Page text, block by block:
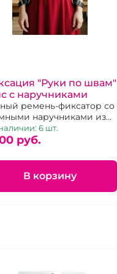
"Руки по швам"
с наручниками
ремень-фиксатор со
наручниками из
кожи с
фурнитурой
6 шт.
pуб.
В корзину